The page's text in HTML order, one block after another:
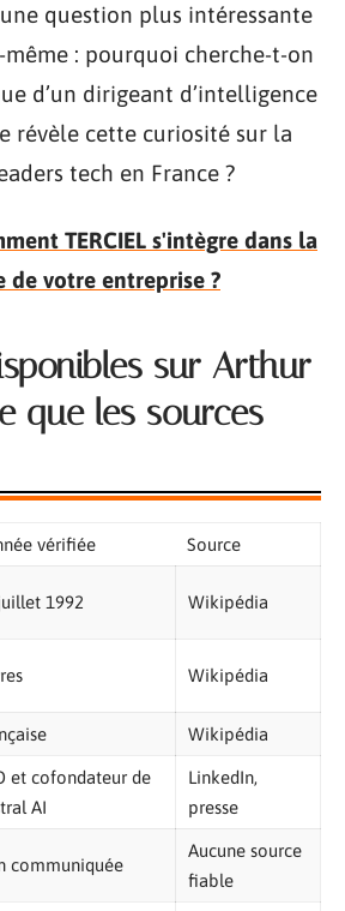
question plus intéressante
: pourquoi cherche-t-on
d’un dirigeant d’intelligence
révèle cette curiosité sur la
tech en France ?
TERCIEL s'intègre dans la
de votre entreprise ?
sur Arthur
que les sources
vérifiée Source
1992 Wikipédia
Wikipédia
Wikipédia
et cofondateur de
AI
LinkedIn,
presse
communiquée
Aucune source
fiable